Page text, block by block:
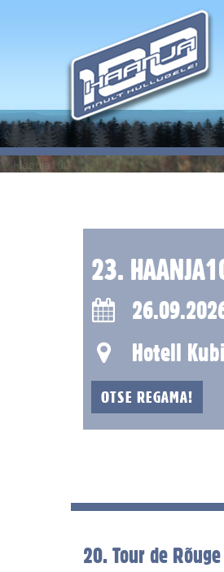
23.
Hotell
OTSE REGAMA!
20. Tour de